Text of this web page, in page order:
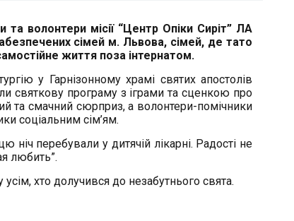
волонтери місії “Центр Опіки Сиріт” ЛА
сімей м. Львова, сімей, де тато
життя поза інтернатом.
у Гарнізонному храмі святих апостолів
святкову програму з іграми та сценкою про
та смачний сюрприз, а волонтери-помічники
соціальним сім’ям.
перебували у дитячій лікарні. Радості не
любить”.
хто долучився до незабутнього свята.